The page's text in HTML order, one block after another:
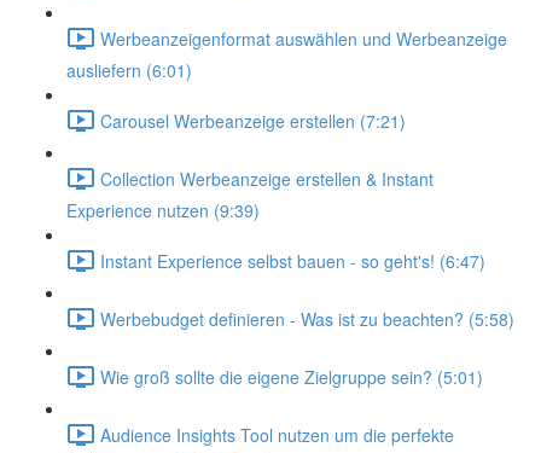
Werbeanzeigenformat auswählen und Werbeanzeige
ausliefern (6:01)
Carousel Werbeanzeige erstellen (7:21)
Collection Werbeanzeige erstellen & Instant
Experience nutzen (9:39)
Instant Experience selbst bauen - so geht's! (6:47)
Werbebudget definieren - Was ist zu beachten? (5:58)
Wie groß sollte die eigene Zielgruppe sein? (5:01)
Audience Insights Tool nutzen um die perfekte